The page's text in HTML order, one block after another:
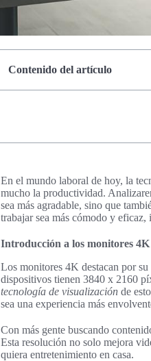
Contenido del artículo
En el mundo laboral de hoy, la
mucho la productividad.
sea más agradable, sino que
trabajar sea más cómodo y eficaz,
Introducción a los monitores 4K
Los monitores 4K destacan por
dispositivos tienen 3840 x 2160
tecnología de visualización de
sea una experiencia más
Con más gente buscando
Esta resolución no solo mejora
quiera entretenimiento en casa.